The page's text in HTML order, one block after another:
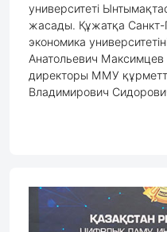
университеті
жасады. Құжатқа Санкт-
экономика
Анатольевич
директоры ММУ
Владимирович